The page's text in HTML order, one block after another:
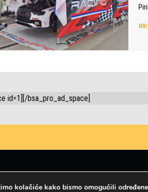
id=1][/bsa_pro_ad_space]
kolačiće kako bismo omogućili